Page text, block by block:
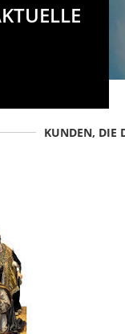
KUNDEN, DIE